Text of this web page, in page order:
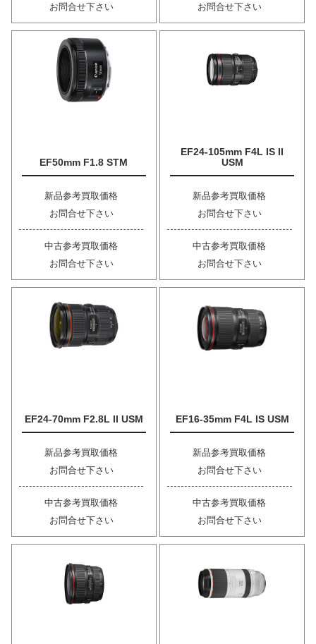
お問合せ下さい
お問合せ下さい
EF50mm F1.8 STM
新品参考買取価格
お問合せ下さい
中古参考買取価格
お問合せ下さい
EF24-105mm F4L IS II
USM
新品参考買取価格
お問合せ下さい
中古参考買取価格
お問合せ下さい
EF24-70mm F2.8L II USM
新品参考買取価格
お問合せ下さい
中古参考買取価格
お問合せ下さい
EF16-35mm F4L IS USM
新品参考買取価格
お問合せ下さい
中古参考買取価格
お問合せ下さい